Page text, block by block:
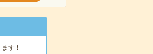
す！